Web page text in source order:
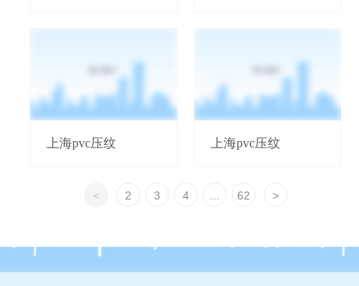
上海pvc压纹 上海pvc压纹
< 2 3 4 62 >